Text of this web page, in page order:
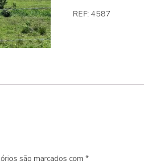
REF:4587
são marcados com *